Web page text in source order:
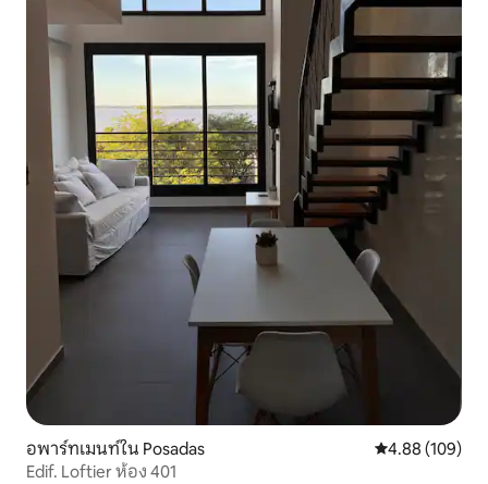
อพาร์ทเมนท์ใน Posadas คะแนนเฉลี่ย
4.88 (109)
Edif. Loftier ห้อง 401